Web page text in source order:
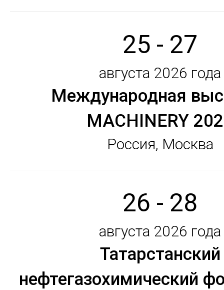
25 - 27
августа 2026 года
Международная
MACHINERY
Россия, Москва
26 - 28
августа 2026 года
Татарстанский
нефтегазохимический